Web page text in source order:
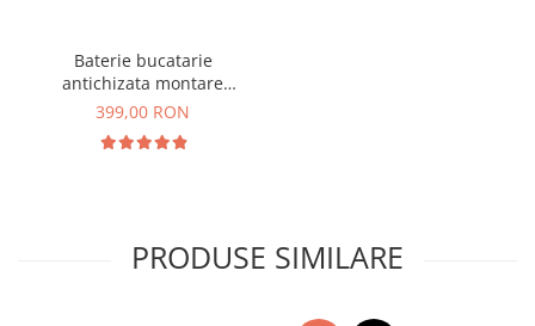
Baterie bucatarie
antichizata montare
chiuveta, blat
399,00 RON
PRODUSE SIMILARE